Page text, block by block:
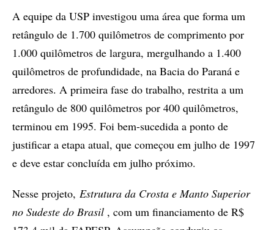
A equipe da USP investigou uma área que forma um
retângulo de 1.700 quilômetros de comprimento por
1.000 quilômetros de largura, mergulhando a 1.400
quilômetros de profundidade, na Bacia do Paraná e
arredores. A primeira fase do trabalho, restrita a um
retângulo de 800 quilômetros por 400 quilômetros,
terminou em 1995. Foi bem-sucedida a ponto de
justificar a etapa atual, que começou em julho de 1997
e deve estar concluída em julho próximo.
Nesse projeto, Estrutura da Crosta e Manto Superior
no Sudeste do Brasil , com um financiamento de R$